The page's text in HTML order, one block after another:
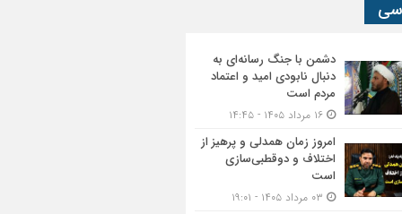
دشمن با جنگ رسانه‌ای به
دنبال نابودی امید و اعتماد
مردم است
امروز زمان همدلی و پرهیز از
اختلاف و دوقطبی‌سازی
است